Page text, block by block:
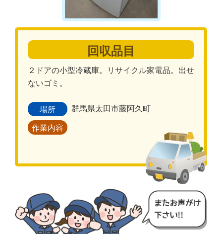
回収品目
２ドアの小型冷蔵庫。リサイクル家電品。出せ
ないゴミ。
場所 群馬県太田市藤阿久町
作業内容